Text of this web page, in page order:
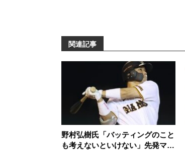
関連記事
野村弘樹氏「バッティングのこと
も考えないといけない」先発マス